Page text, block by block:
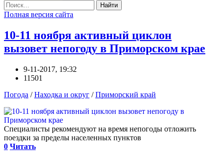
Найти
Полная версия сайта
10-11 ноября активный циклон
вызовет непогоду в Приморском крае
9-11-2017, 19:32
11501
Погода /Находка и округ /Приморский край
Специалисты рекомендуют на время непогоды отложить
поездки за пределы населенных пунктов
0 Читать